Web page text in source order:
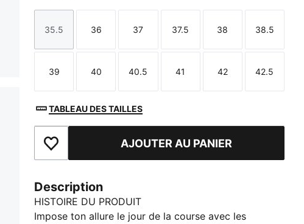
Taille
35.5
Taille
36
Taille
37
Taille
37.5
Taille
38
Taille
38.5
Taille
39
Taille
40
Taille
40.5
Taille
41
Taille
42
Taille
42.5
TABLEAU DES TAILLES
Ajouter aux favorisAJOUTER AU PANIER
Description
HISTOIRE DU PRODUIT
Impose ton allure le jour de la course avec les